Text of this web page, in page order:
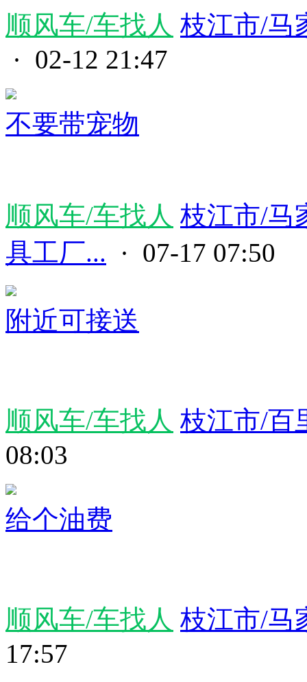
顺风车/车找人 枝江市/马
· 02-12 21:47
不要带宠物
顺风车/车找人 枝江市/马
具工厂...
· 07-17 07:50
附近可接送
顺风车/车找人 枝江市/百
08:03
给个油费
顺风车/车找人 枝江市/马
17:57